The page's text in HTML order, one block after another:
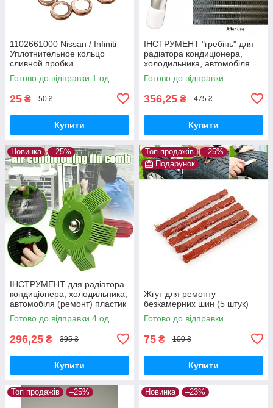
1102661000 Nissan / Infiniti
Уплотнительное кольцо
сливной пробки
Готово до відправки 1 од.
25 ₴ 50 ₴
Купити
ІНСТРУМЕНТ "гребінь" для
радіатора кондиціонера,
холодильника, автомобіля
(очищення, ремонт)
Готово до відправки
356,25 ₴ 475 ₴
Купити
Новинка –25%
ІНСТРУМЕНТ для радіатора
кондиціонера, холодильника,
автомобіля (ремонт) пластик
Готово до відправки 4 од.
296,25 ₴ 395 ₴
Купити
Топ продажів
–25%
Подарунок
Жгут для ремонту
безкамерних шин (5 штук)
Готово до відправки
75 ₴ 100 ₴
Купити
Топ продажів –25% Новинка –23%